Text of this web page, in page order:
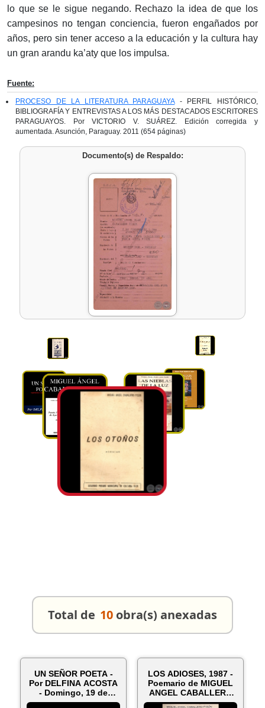
lo que se le sigue negando. Rechazo la idea de que los
campesinos no tengan conciencia, fueron engañados por
años, pero sin tener acceso a la educación y la cultura hay
un gran arandu ka’aty que los impulsa.
Fuente:
PROCESO DE LA LITERATURA PARAGUAYA- PERFIL HISTÓRICO,
BIBLIOGRAFÍA Y ENTREVISTAS A LOS MÁS DESTACADOS ESCRITORES
PARAGUAYOS. Por VICTORIO V. SUÁREZ. Edición corregida y
aumentada. Asunción, Paraguay. 2011 (654 páginas)
Documento(s) de Respaldo:
Total de 10 obra(s) anexadas
UN SEÑOR POETA -
Por DELFINA ACOSTA
- Domingo, 19 de
Agosto de 20...
LOS ADIOSES, 1987 -
Poemario de MIGUEL
ANGEL CABALLERO
FIGÚN